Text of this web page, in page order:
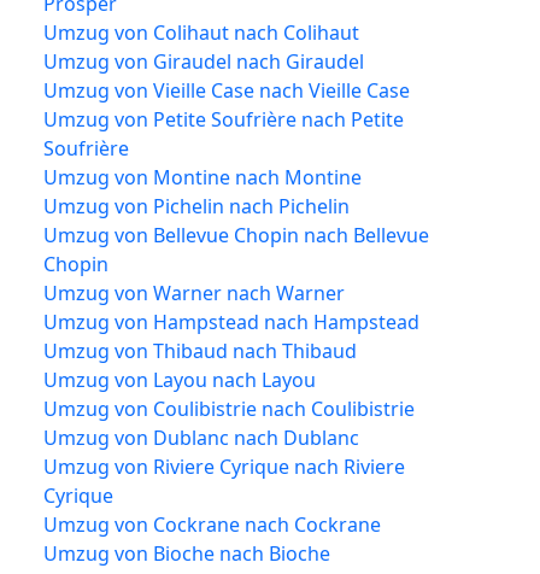
Umzug von Colihaut nach Colihaut
Umzug von Giraudel nach Giraudel
Umzug von Vieille Case nach Vieille Case
Umzug von Petite Soufrière nach Petite
Soufrière
Umzug von Montine nach Montine
Umzug von Pichelin nach Pichelin
Umzug von Bellevue Chopin nach Bellevue
Chopin
Umzug von Warner nach Warner
Umzug von Hampstead nach Hampstead
Umzug von Thibaud nach Thibaud
Umzug von Layou nach Layou
Umzug von Coulibistrie nach Coulibistrie
Umzug von Dublanc nach Dublanc
Umzug von Riviere Cyrique nach Riviere
Cyrique
Umzug von Cockrane nach Cockrane
Umzug von Bioche nach Bioche